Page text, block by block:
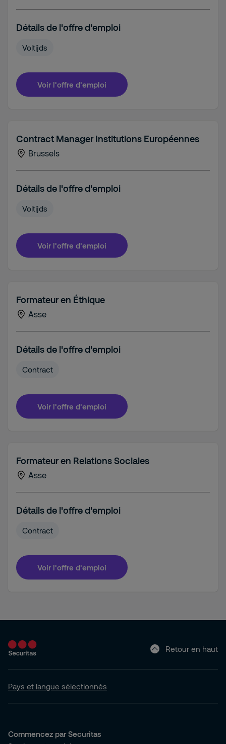
Détails de l'offre d'emploi
Voltijds
Voir l'offre d'emploi
Contract Manager Institutions Européennes
Brussels
Détails de l'offre d'emploi
Voltijds
Voir l'offre d'emploi
Formateur en Éthique
Asse
Détails de l'offre d'emploi
Contract
Voir l'offre d'emploi
Formateur en Relations Sociales
Asse
Détails de l'offre d'emploi
Contract
Voir l'offre d'emploi
Retour en haut
Pays et langue sélectionnés
Commencez par Securitas